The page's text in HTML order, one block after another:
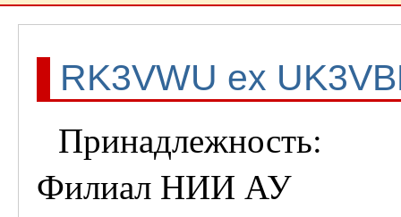
RK3VWU ex
Принадлежность:
Филиал НИИ АУ